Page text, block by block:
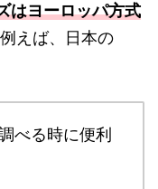
はヨーロッパ方式
えば、日本の
べる時に便利